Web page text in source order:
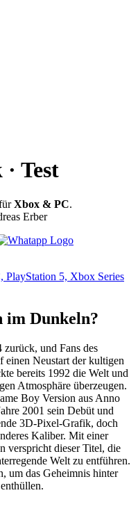
Test
Xbox & PC.
Erber
im Dunkeln?
zurück, und Fans des
einen Neustart der kultigen
bereits 1992 die Welt und
Atmosphäre überzeugen.
Boy Version aus Anno
2001 sein Debüt und
3D-Pixel-Grafik, doch
Kaliber. Mit einer
verspricht dieser Titel, die
Welt zu entführen.
um das Geheimnis hinter